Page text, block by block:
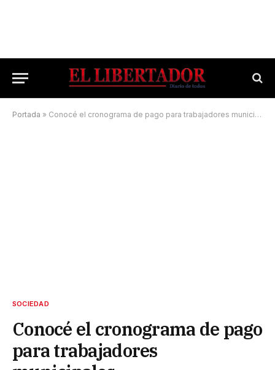
Portada » Conocé el cronograma de pago para trabajadores municipales
SOCIEDAD
Conocé el cronograma de pago
para trabajadores